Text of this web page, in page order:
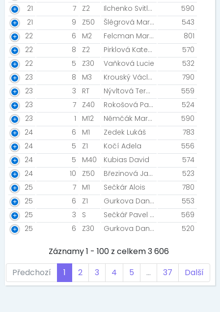
21
7 Z2 Ilchenko Svitlana
590
21
9 Z50 Šlégrová Marcela
543
22
6 M2 Felcman Martin
801
22
8 Z2 Pirklová Kateřina
570
22
5 Z30 Vaňková Lucie
532
23
8 M3 Krouský Václav
790
23
3 RT Nývltová Tereza
559
23
7 Z40 Rokošová Pavlína
524
23
1 M12 Němčák Martin
590
24
6 M1 Zedek Lukáš
783
24
5 Z1 Kočí Adela
556
24
5 M40 Kubias David
574
24
10 Z50 Březinová Jana
523
25
7 M1 Sečkár Alois
780
25
6 Z1 Gurkova Dana
553
25
3 S Sečkář Pavel Čermák Martin
569
25
6 Z30 Gurkova Dana 520
Záznamy 1 - 100 z celkem 3 606
Předchozí
1 2 3 4 5 … 37 Další